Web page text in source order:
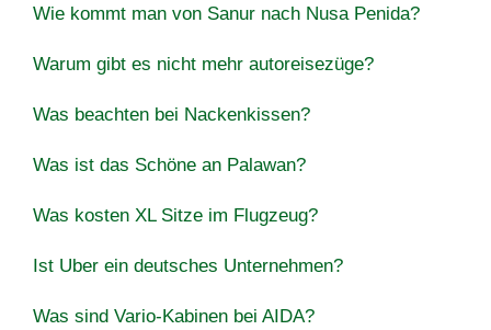
Wie kommt man von Sanur nach Nusa Penida?
Warum gibt es nicht mehr autoreisezüge?
Was beachten bei Nackenkissen?
Was ist das Schöne an Palawan?
Was kosten XL Sitze im Flugzeug?
Ist Uber ein deutsches Unternehmen?
Was sind Vario-Kabinen bei AIDA?